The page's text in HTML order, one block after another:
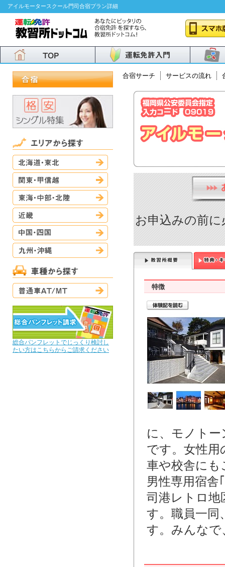
アイルモータースクール門司合宿プラン詳細
九州・沖縄
総合パンフレットでじっくり検討し
たい方はこちらからご請求ください
合宿サーチ サービスの流れ
お申込みの前
特徴
に、モノト
です。女性用
車や校舎に
男性専用宿舎
司港レトロ地
す。職員一同
す。みんなで